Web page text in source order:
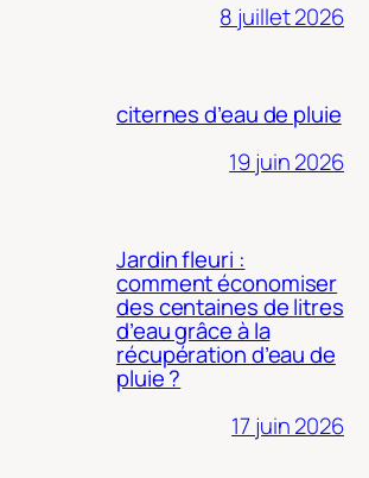
8 juillet 2026
citernes d’eau de pluie
19 juin 2026
Jardin fleuri :
comment économiser
des centaines de litres
d’eau grâce à la
récupération d’eau de
pluie ?
17 juin 2026